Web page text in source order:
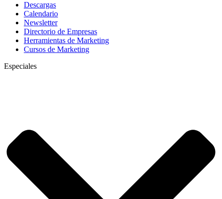
Descargas
Calendario
Newsletter
Directorio de Empresas
Herramientas de Marketing
Cursos de Marketing
Especiales